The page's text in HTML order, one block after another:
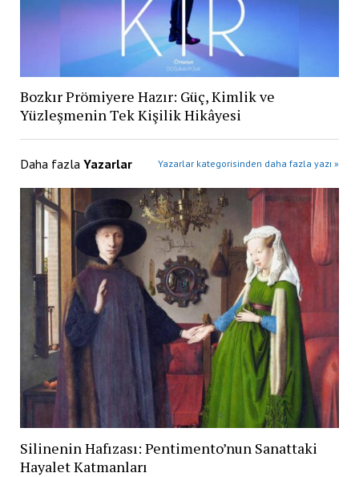
Bozkır Prömiyere Hazır: Güç, Kimlik ve
Yüzleşmenin Tek Kişilik Hikâyesi
Daha fazla Yazarlar Yazarlar kategorisinden daha fazla yazı »
Silinenin Hafızası: Pentimento’nun Sanattaki
Hayalet Katmanları